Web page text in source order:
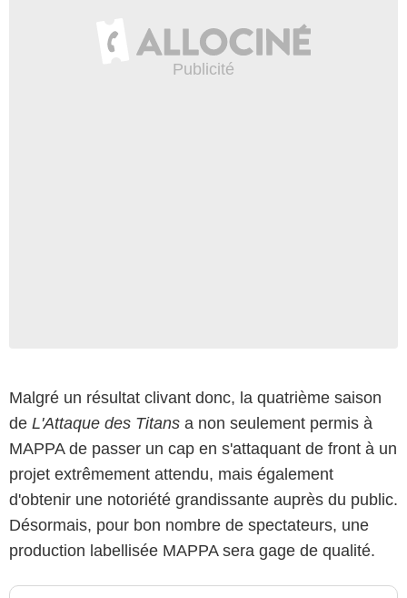
Malgré un résultat clivant donc, la quatrième saison
de L'Attaque des Titans a non seulement permis à
MAPPA de passer un cap en s'attaquant de front à un
projet extrêmement attendu, mais également
d'obtenir une notoriété grandissante auprès du public.
Désormais, pour bon nombre de spectateurs, une
production labellisée MAPPA sera gage de qualité.